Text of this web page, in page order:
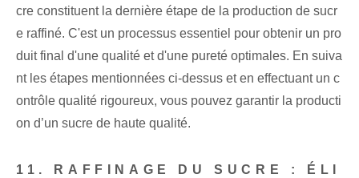
cre constituent la dernière étape de la production de sucr
e raffiné. C'est un processus essentiel pour obtenir un pro
duit final d'une qualité et d'une pureté optimales. En suiva
nt les étapes mentionnées ci-dessus et en effectuant un c
ontrôle qualité rigoureux, vous pouvez garantir la producti
on d’un sucre de haute qualité.
11. RAFFINAGE DU SUCRE : ÉLI